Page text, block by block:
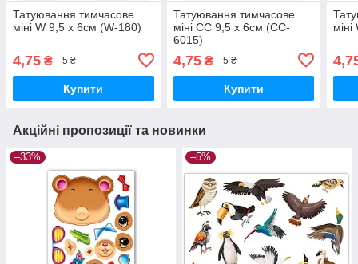
Татуювання тимчасове
міні W 9,5 х 6см (W-180)
4,75 ₴ 5 ₴
Купити
Татуювання тимчасове
міні CC 9,5 х 6см (CC-
6015)
4,75₴ 5 ₴
Купити
Акційні пропозиції та новинки
–33% –5%